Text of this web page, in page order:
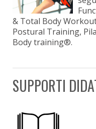
& Total Body
Postural Training,
Body training®.
SUPPORTI